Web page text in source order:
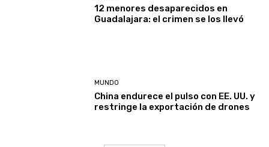
12 menores desaparecidos en
Guadalajara: el crimen se los llevó
MUNDO
China endurece el pulso con EE. UU. y
restringe la exportación de drones